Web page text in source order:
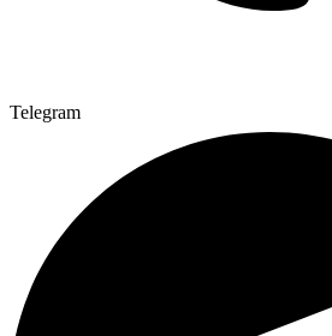
Telegram